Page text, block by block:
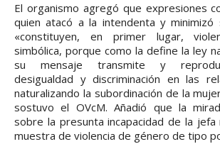
El organismo agregó que expresiones
quien atacó a la intendenta y minimizó
«constituyen, en primer lugar,
simbólica, porque como la define la ley
su mensaje transmite y
desigualdad y discriminación en las
naturalizando la subordinación de la
sostuvo el OVcM. Añadió que la
sobre la presunta incapacidad de la jefa
muestra de violencia de género de tipo